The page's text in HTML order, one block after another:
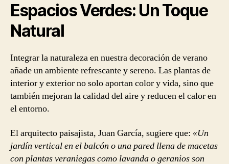
Espacios Verdes: Un Toque
Natural
Integrar la naturaleza en nuestra decoración de verano
añade un ambiente refrescante y sereno. Las plantas de
interior y exterior no solo aportan color y vida, sino que
también mejoran la calidad del aire y reducen el calor en
el entorno.
El arquitecto paisajista, Juan García, sugiere que: «Un
jardín vertical en el balcón o una pared llena de macetas
con plantas veraniegas como lavanda o geranios son